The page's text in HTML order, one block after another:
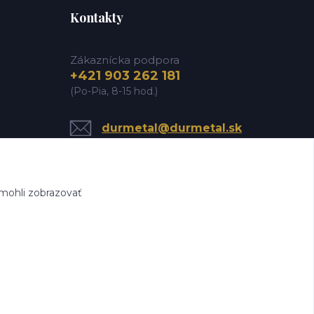
Kontakty
Zákaznícka podpora
+421 903 262 181
(Po-Pia, 8-15 hod.)
durmetal@durmetal.sk
zobrazovať